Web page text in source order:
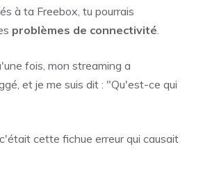
à ta Freebox, tu pourrais
problèmes de connectivité
fois, mon streaming a
et je me suis dit : "Qu'est-ce qui
cette fichue erreur qui causait